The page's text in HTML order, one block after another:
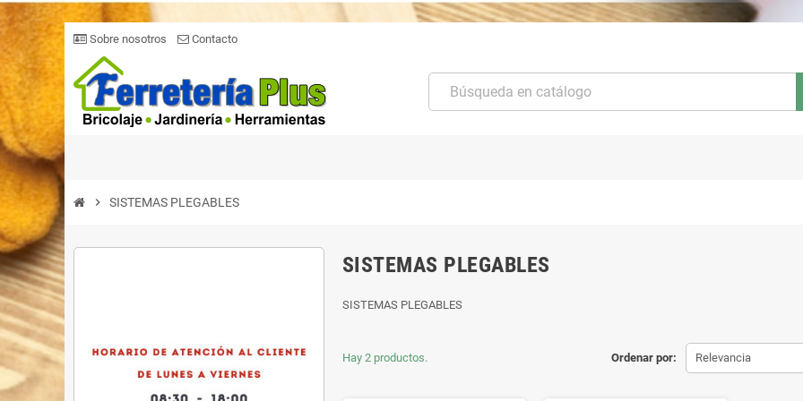
Sobre nosotros Contacto
chevron_right SISTEMAS PLEGABLES
SISTEMAS PLEGABLES
SISTEMAS PLEGABLES
Ordenar por: Relevancia
Hay 2 productos.